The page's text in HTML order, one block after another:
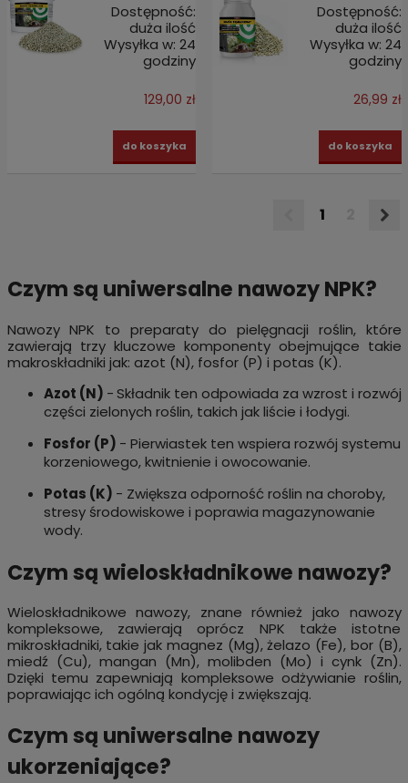
Dostępność:
duża ilość
Wysyłka w: 24
godziny
129,00 zł
do koszyka
Dostępność:
duża ilość
Wysyłka w: 24
godziny
26,99 zł
do koszyka
1
Czym są uniwersalne nawozy NPK?
Nawozy NPK to preparaty do pielęgnacji roślin, które
zawierają trzy kluczowe komponenty obejmujące takie
makroskładniki jak: azot (N), fosfor (P) i potas (K).
Azot (N) -Składnik ten odpowiada za wzrost i rozwój
części zielonych roślin, takich jak liście i łodygi.
Fosfor (P) - Pierwiastek ten wspiera rozwój systemu
korzeniowego, kwitnienie i owocowanie.
Potas (K) - Zwiększa odporność roślin na choroby,
stresy środowiskowe i poprawia magazynowanie
wody.
Czym są wieloskładnikowe nawozy?
Wieloskładnikowe nawozy, znane również jako nawozy
kompleksowe, zawierają oprócz NPK także istotne
mikroskładniki, takie jak magnez (Mg), żelazo (Fe), bor (B),
miedź (Cu), mangan (Mn), molibden (Mo) i cynk (Zn).
Dzięki temu zapewniają kompleksowe odżywianie roślin,
poprawiając ich ogólną kondycję i zwiększają.
Czym są uniwersalne nawozy
ukorzeniające?